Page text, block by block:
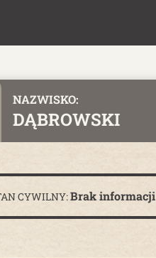
NAZWISKO:
DĄBROWSKI
CYWILNY:Brak informacji